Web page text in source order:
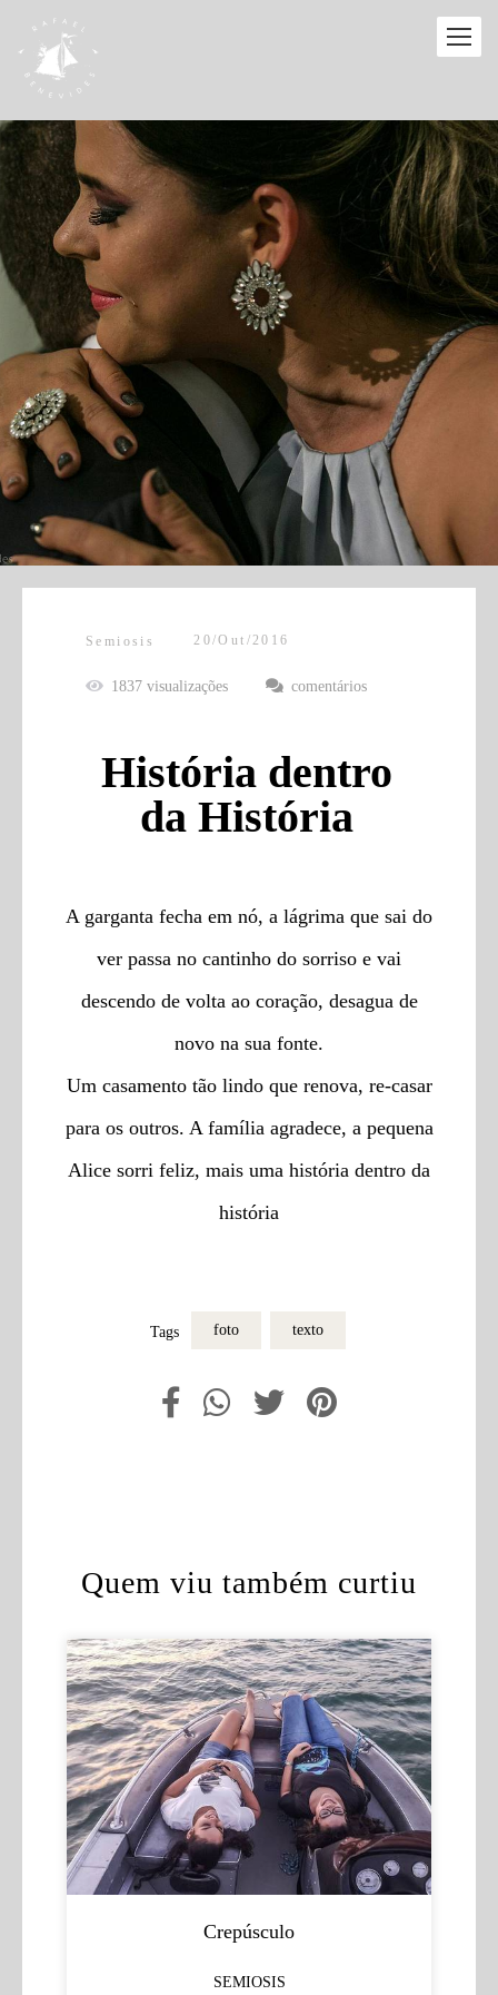
Semiosis 20/Out/2016
História dentro
da História
1837visualizações comentários
A garganta fecha em nó, a lágrima que sai do
ver passa no cantinho do sorriso e vai
descendo de volta ao coração, desagua de
novo na sua fonte.
Um casamento tão lindo que renova, re-casar
para os outros. A família agradece, a pequena
Alice sorri feliz, mais uma história dentro da
história
Tags foto texto
Quem viu também curtiu
Crepúsculo
SEMIOSIS